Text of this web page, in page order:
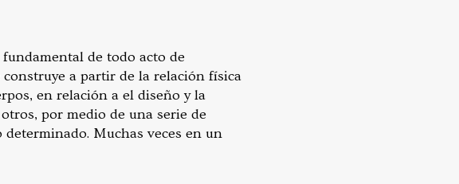
de todo acto de
a partir de la relación física
en relación a el diseño y la
por medio de una serie de
Muchas veces en un